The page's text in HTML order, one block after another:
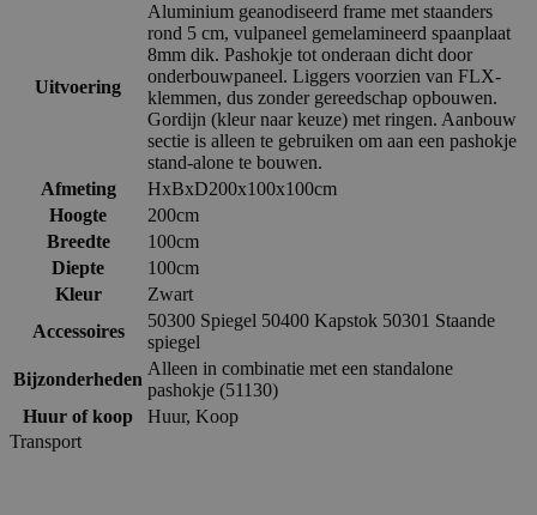
Uitvoering
Aluminium geanodiseerd frame met staanders
rond 5 cm, vulpaneel gemelamineerd spaanplaat
8mm dik. Pashokje tot onderaan dicht door
onderbouwpaneel. Liggers voorzien van FLX-
klemmen, dus zonder gereedschap opbouwen.
Gordijn (kleur naar keuze) met ringen. Aanbouw
sectie is alleen te gebruiken om aan een pashokje
stand-alone te bouwen.
Afmeting
HxBxD200x100x100cm
Hoogte
200cm
Breedte
100cm
Diepte
100cm
Kleur
Zwart
Accessoires
50300 Spiegel 50400 Kapstok 50301 Staande
spiegel
Bijzonderheden
Alleen in combinatie met een standalone
pashokje (51130)
Huur of koop
Huur, Koop
Transport